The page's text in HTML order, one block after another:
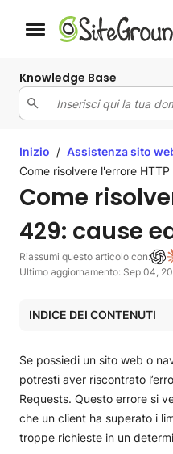
Bottone navigazione da mobile
Knowledge Base
Inizio / Assistenza sito
Come risolvere l'errore
Come
429: cause
Riassumi questo articolo con:
Ultimo aggiornamento: Sep 04,
INDICE DEI CONTENUTI
Quali sono le cause
Esempio di codice di
Come correggere l’errore
Utilizza una rete per la
Ottimizza il tuo database
Utilizzare Rate Limiting
Se possiedi un sito web o
potresti aver riscontrato
Requests. Questo errore si
che un client ha superato i
troppe richieste in un